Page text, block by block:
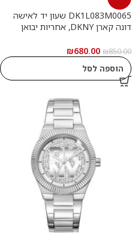
DK1L083M0065 שעון יד לאישה
דונה קארן DKNY, אחריות יבואן
₪850.00
₪680.00
הוספה לסל